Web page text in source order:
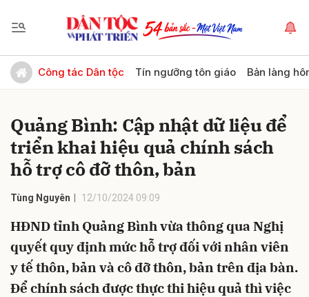
Công tác Dân tộc Tín ngưỡng tôn giáo Bản làng
Quảng Bình: Cập nhật dữ liệu để
triển khai hiệu quả chính sách
hỗ trợ cô đỡ thôn, bản
Tùng Nguyên 12/10/2024 09:09
HĐND tỉnh Quảng Bình vừa thông qua Nghị
quyết quy định mức hỗ trợ đối với nhân viên
y tế thôn, bản và cô đỡ thôn, bản trên địa bàn.
Để chính sách được thực thi hiệu quả thì việc
Gửi bình luận